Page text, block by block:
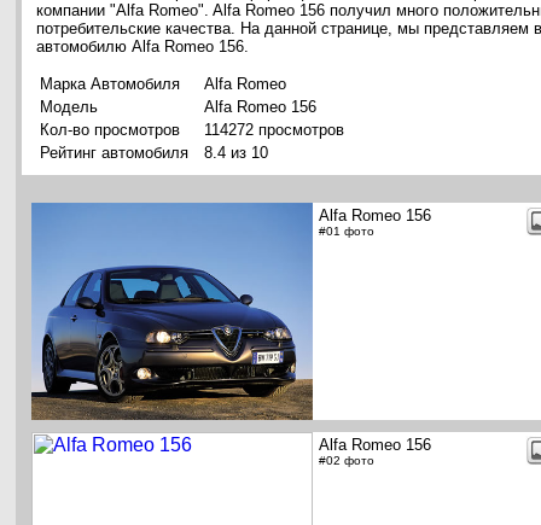
компании "Alfa Romeo". Alfa Romeo 156 получил много
потребительские качества. На данной странице, мы
автомобилю Alfa Romeo 156.
Марка Автомобиля
Alfa Romeo
Модель
Alfa Romeo 156
Кол-во просмотров
114272 просмотров
Рейтинг автомобиля
8.4 из 10
Alfa Romeo 156
#01 фото
Alfa Romeo 156
#02 фото